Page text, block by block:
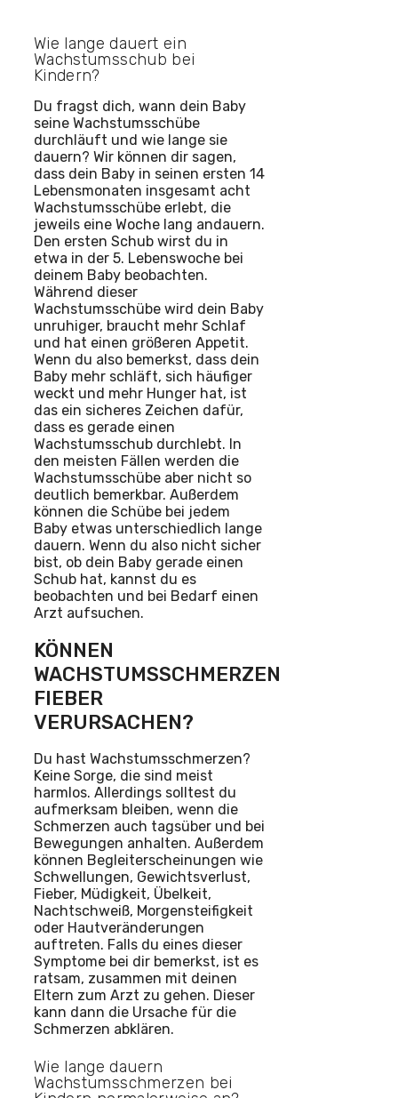
Wie lange dauert ein
Wachstumsschub bei
Kindern?
Du fragst dich, wann dein Baby
seine Wachstumsschübe
durchläuft und wie lange sie
dauern? Wir können dir sagen,
dass dein Baby in seinen ersten 14
Lebensmonaten insgesamt acht
Wachstumsschübe erlebt, die
jeweils eine Woche lang andauern.
Den ersten Schub wirst du in
etwa in der 5. Lebenswoche bei
deinem Baby beobachten.
Während dieser
Wachstumsschübe wird dein Baby
unruhiger, braucht mehr Schlaf
und hat einen größeren Appetit.
Wenn du also bemerkst, dass dein
Baby mehr schläft, sich häufiger
weckt und mehr Hunger hat, ist
das ein sicheres Zeichen dafür,
dass es gerade einen
Wachstumsschub durchlebt. In
den meisten Fällen werden die
Wachstumsschübe aber nicht so
deutlich bemerkbar. Außerdem
können die Schübe bei jedem
Baby etwas unterschiedlich lange
dauern. Wenn du also nicht sicher
bist, ob dein Baby gerade einen
Schub hat, kannst du es
beobachten und bei Bedarf einen
Arzt aufsuchen.
KÖNNEN
WACHSTUMSSCHMERZEN
FIEBER
VERURSACHEN?
Du hast Wachstumsschmerzen?
Keine Sorge, die sind meist
harmlos. Allerdings solltest du
aufmerksam bleiben, wenn die
Schmerzen auch tagsüber und bei
Bewegungen anhalten. Außerdem
können Begleiterscheinungen wie
Schwellungen, Gewichtsverlust,
Fieber, Müdigkeit, Übelkeit,
Nachtschweiß, Morgensteifigkeit
oder Hautveränderungen
auftreten. Falls du eines dieser
Symptome bei dir bemerkst, ist es
ratsam, zusammen mit deinen
Eltern zum Arzt zu gehen. Dieser
kann dann die Ursache für die
Schmerzen abklären.
Wie lange dauern
Wachstumsschmerzen bei